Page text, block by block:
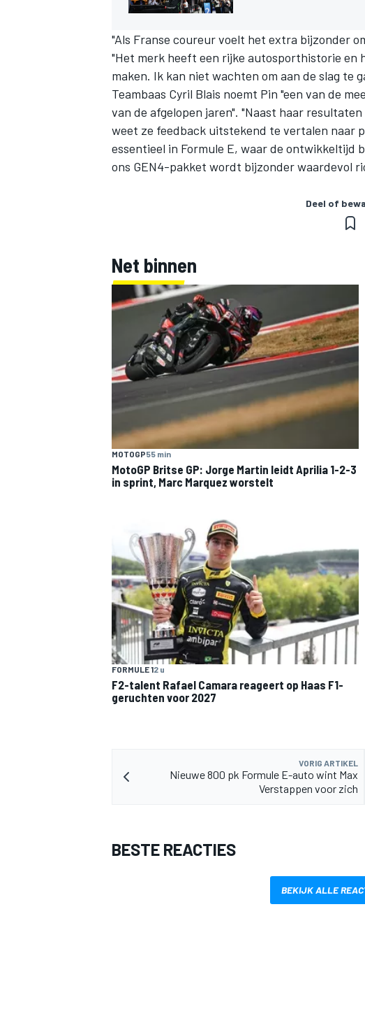
"Als Franse coureur voelt het extra bijzonder
"Het merk heeft een rijke autosporthistorie en
maken. Ik kan niet wachten om aan de slag te
Teambaas Cyril Blais noemt Pin "een van de
van de afgelopen jaren". "Naast haar
weet ze feedback uitstekend te vertalen naar
essentieel in Formule E, waar de ontwikkeltijd
ons GEN4-pakket wordt bijzonder waardevol
Deel of
Net binnen
MOTOGP55 min
MotoGP Britse GP: Jorge Martin leidt Aprilia 1-2-3
in sprint, Marc Marquez worstelt
FORMULE 12 u
F2-talent Rafael Camara reageert op Haas F1-
geruchten voor 2027
VORIG ARTIKEL
Nieuwe 800 pk Formule E-auto wint Max
Verstappen voor zich
BESTE REACTIES
BEKIJK ALLE